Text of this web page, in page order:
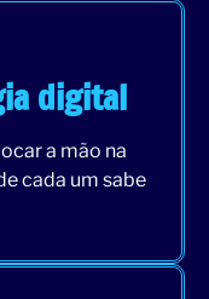
digital
a mão na
cada um sabe